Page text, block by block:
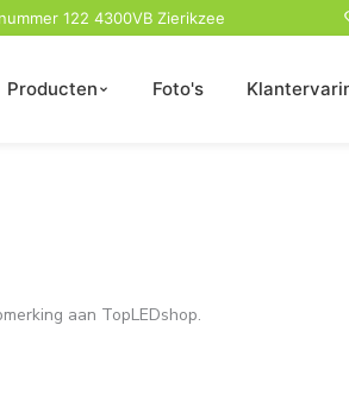
122 4300VB Zierikzee
Producten Foto's
aan TopLEDshop.